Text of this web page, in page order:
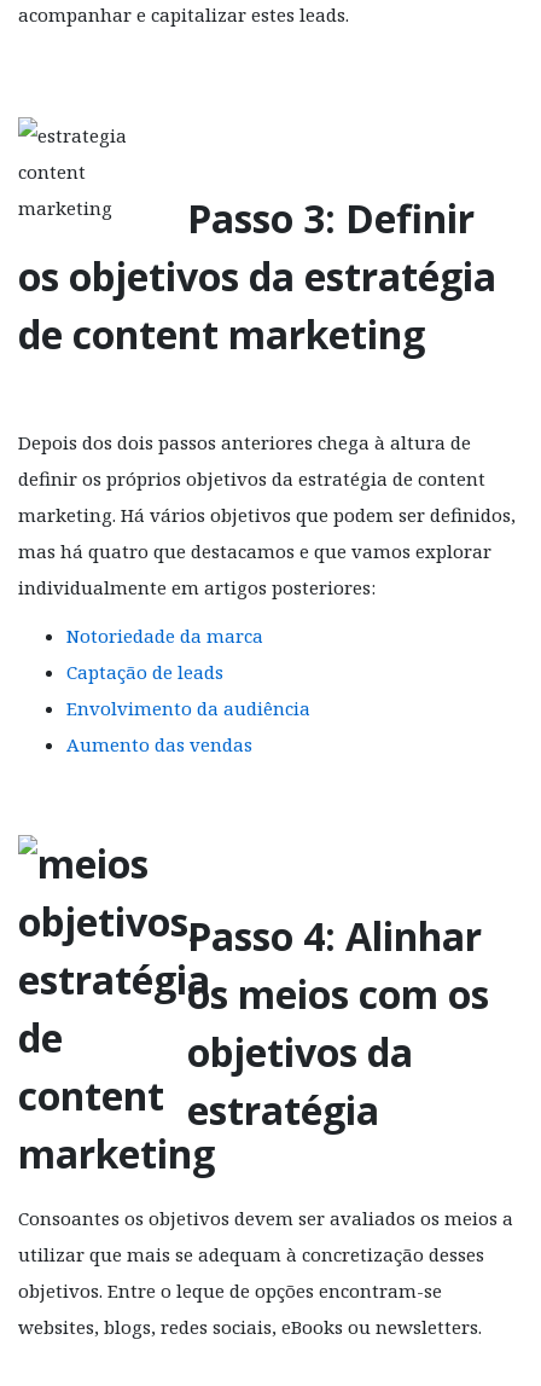
acompanhar e capitalizar estes leads.
Passo 3: Definir
os objetivos da estratégia
de content marketing
Depois dos dois passos anteriores chega à altura de
definir os próprios objetivos da estratégia de content
marketing. Há vários objetivos que podem ser definidos,
mas há quatro que destacamos e que vamos explorar
individualmente em artigos posteriores:
Notoriedade da marca
Captação de leads
Envolvimento da audiência
Aumento das vendas
Passo 4: Alinhar
os meios com os
objetivos da
estratégia
Consoantes os objetivos devem ser avaliados os meios a
utilizar que mais se adequam à concretização desses
objetivos. Entre o leque de opções encontram-se
websites, blogs, redes sociais, eBooks ou newsletters.